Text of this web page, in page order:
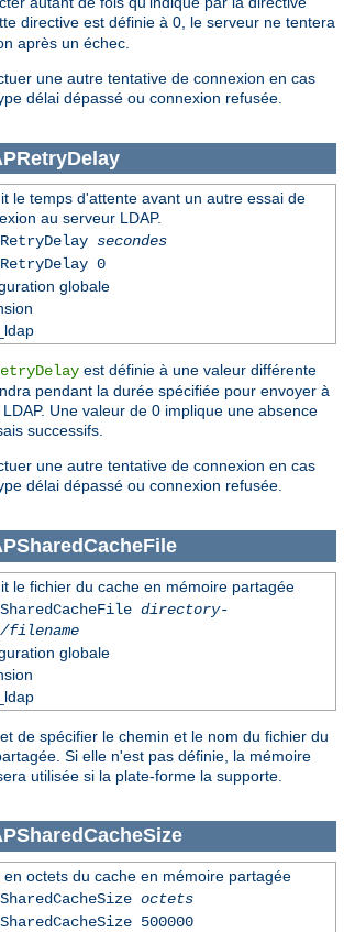
directive est définie à 0, le serveur ne tentera
après un échec.
une autre tentative de connexion en cas
délai dépassé ou connexion refusée.
le temps d'attente avant un autre essai de
au serveur LDAP.
secondes
0
globale
est définie à une valeur différente
pendant la durée spécifiée pour envoyer à
Une valeur de 0 implique une absence
successifs.
une autre tentative de connexion en cas
délai dépassé ou connexion refusée.
le fichier du cache en mémoire partagée
directory-
filename
globale
de spécifier le chemin et le nom du fichier du
Si elle n'est pas définie, la mémoire
utilisée si la plate-forme la supporte.
en octets du cache en mémoire partagée
octets
500000